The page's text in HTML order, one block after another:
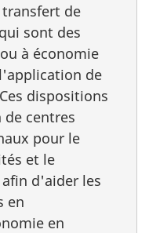
de
sont des
à économie
de
dispositions
centres
pour le
et le
d'aider les
en
en